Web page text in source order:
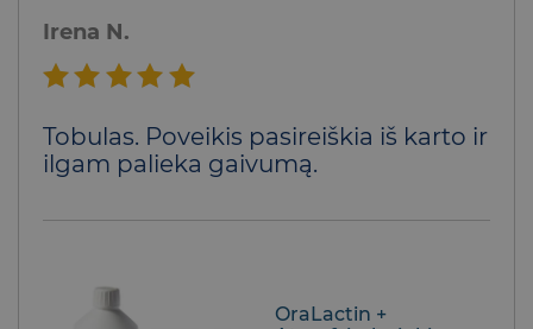
Irena N.
5iš 5
Tobulas. Poveikis pasireiškia iš karto ir
ilgam palieka gaivumą.
OraLactin +